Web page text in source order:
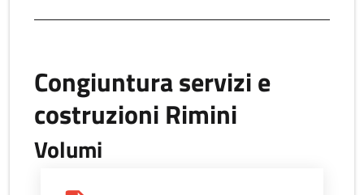
Congiuntura servizi e
costruzioni Rimini
Volumi